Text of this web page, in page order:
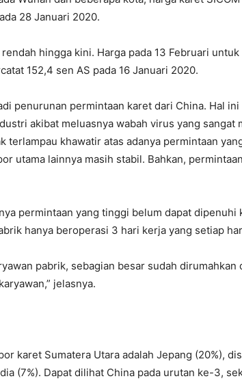
28 Januari 2020.
hingga kini. Harga pada 13 Februari
152,4 sen AS pada 16 Januari 2020.
penurunan permintaan karet dari China. Hal
akibat meluasnya wabah virus yang sangat
terlampau khawatir atas adanya permintaan
utama lainnya masih stabil. Bahkan,
permintaan yang tinggi belum dapat dipenuhi
hanya beroperasi 3 hari kerja yang setiap
pabrik, sebagian besar sudah dirumahkan
jelasnya.
karet Sumatera Utara adalah Jepang (20%),
(7%). Dapat dilihat China pada urutan ke-3,